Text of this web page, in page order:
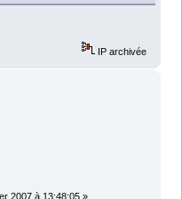
IP archivée
2007 à 13:48:05 »